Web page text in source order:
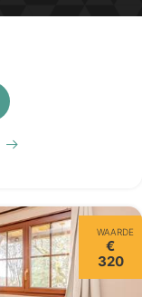
WAARDE
€
320